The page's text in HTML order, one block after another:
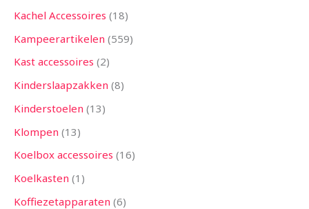
Kachel Accessoires 18
Kampeerartikelen 559
Kast accessoires 2
Kinderslaapzakken 8
Kinderstoelen 13
Klompen 13
Koelbox accessoires 16
Koelkasten 1
Koffiezetapparaten 6